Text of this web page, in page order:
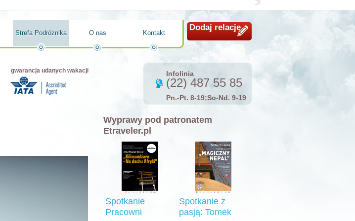
Dodaj relację
Strefa Podróżnika O nas Kontakt
gwarancja udanych wakacji Infolinia
(22) 487 55 85
Pn.-Pt. 8-19;So-Nd. 9-19
Wyprawy pod patronatem
Etraveler.pl
Spotkanie
Pracowni
Spotkanie z
pasją: Tomek